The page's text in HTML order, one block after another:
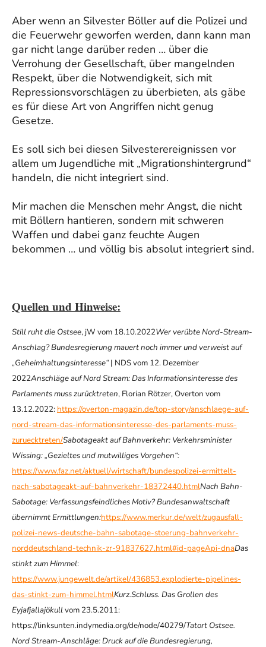
Aber wenn an Silvester Böller auf die Polizei und
die Feuerwehr geworfen werden, dann kann man
gar nicht lange darüber reden … über die
Verrohung der Gesellschaft, über mangelnden
Respekt, über die Notwendigkeit, sich mit
Repressionsvorschlägen zu überbieten, als gäbe
es für diese Art von Angriffen nicht genug
Gesetze.
Es soll sich bei diesen Silvesterereignissen vor
allem um Jugendliche mit „Migrationshintergrund“
handeln, die nicht integriert sind.
Mir machen die Menschen mehr Angst, die nicht
mit Böllern hantieren, sondern mit schweren
Waffen und dabei ganz feuchte Augen
bekommen … und völlig bis absolut integriert sind.
Quellen und Hinweise:
Still ruht die Ostsee, jW vom 18.10.2022Wer verübte Nord-Stream-
Anschlag? Bundesregierung mauert noch immer und verweist auf
„Geheimhaltungsinteresse“ | NDS vom 12. Dezember
2022Anschläge auf Nord Stream: Das Informationsinteresse des
Parlaments muss zurücktreten, Florian Rötzer, Overton vom
13.12.2022: https://overton-magazin.de/top-story/anschlaege-auf-
nord-stream-das-informationsinteresse-des-parlaments-muss-
zuruecktreten/Sabotageakt auf Bahnverkehr: Verkehrsminister
Wissing: „Gezieltes und mutwilliges Vorgehen“:
https://www.faz.net/aktuell/wirtschaft/bundespolizei-ermittelt-
nach-sabotageakt-auf-bahnverkehr-18372440.htmlNach Bahn-
Sabotage: Verfassungsfeindliches Motiv? Bundesanwaltschaft
übernimmt Ermittlungen:https://www.merkur.de/welt/zugausfall-
polizei-news-deutsche-bahn-sabotage-stoerung-bahnverkehr-
norddeutschland-technik-zr-91837627.html#id-pageApi-dnaDas
stinkt zum Himmel:
https://www.jungewelt.de/artikel/436853.explodierte-pipelines-
das-stinkt-zum-himmel.htmlKurz.Schluss. Das Grollen des
Eyjafjallajökullvom 23.5.2011:
https://linksunten.indymedia.org/de/node/40279/Tatort Ostsee.
Nord Stream-Anschläge: Druck auf die Bundesregierung,